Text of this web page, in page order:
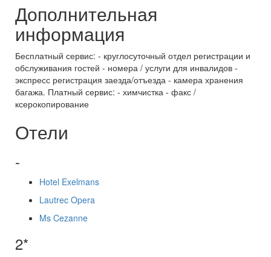
Дополнительная
информация
Бесплатный сервис: - круглосуточный отдел регистрации и
обслуживания гостей - номера / услуги для инвалидов -
экспресс регистрация заезда/отъезда - камера хранения
багажа. Платный сервис: - химчистка - факс /
ксерокопирование
Отели
-
Hotel Exelmans
Lautrec Opera
Ms Cezanne
2*